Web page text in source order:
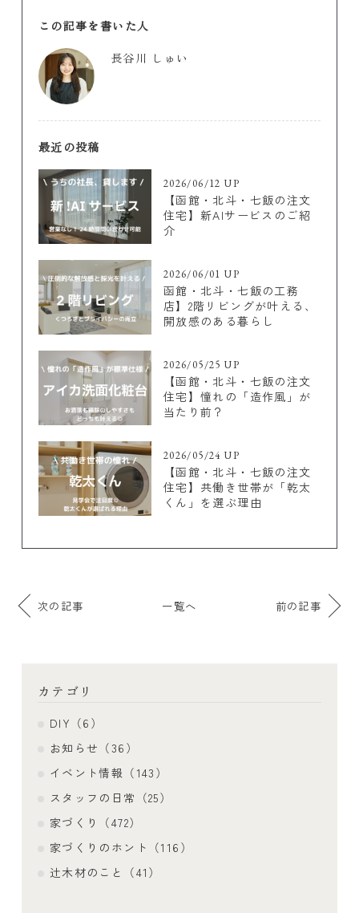
この記事を書いた人
長谷川 しゅい
最近の投稿
2026/06/12 UP
【函館・北斗・七飯の注文
住宅】新AIサービスのご紹
介
2026/06/01 UP
函館・北斗・七飯の工務
店】2階リビングが叶える、
開放感のある暮らし
2026/05/25 UP
【函館・北斗・七飯の注文
住宅】憧れの「造作風」が
当たり前？
2026/05/24 UP
【函館・北斗・七飯の注文
住宅】共働き世帯が「乾太
くん」を選ぶ理由
次の記事 一覧へ 前の記事
カテゴリ
DIY（6）
お知らせ（36）
イベント情報（143）
スタッフの日常（25）
家づくり（472）
家づくりのホント（116）
辻木材のこと（41）